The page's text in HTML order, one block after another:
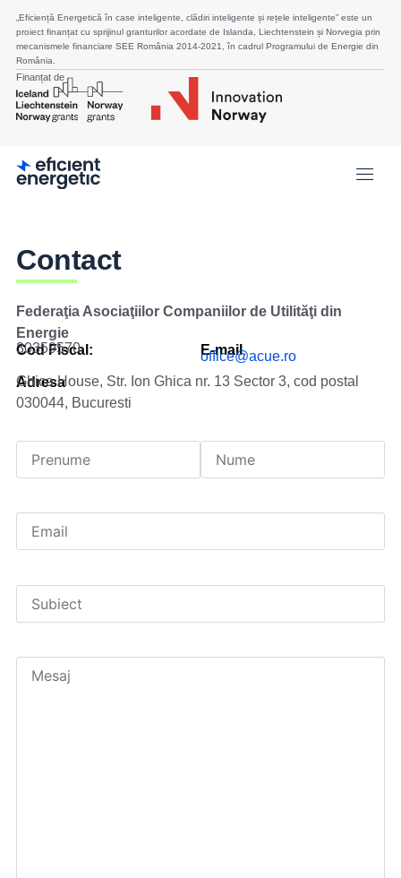
„Eficiență Energetică în case inteligente, clădiri inteligente și rețele inteligente” este un
proiect finanțat cu sprijinul granturilor acordate de Islanda, Liechtenstein și Norvegia prin
mecanismele financiare SEE România 2014-2021, în cadrul Programului de Energie din
România.
Finanțat de
Contact
Federaţia Asociaţiilor Companiilor de Utilităţi din
Energie
Cod Fiscal:
30359570 E-mail
office@acue.ro
Adresa
Ghica House, Str. Ion Ghica nr. 13 Sector 3, cod postal
030044, Bucuresti